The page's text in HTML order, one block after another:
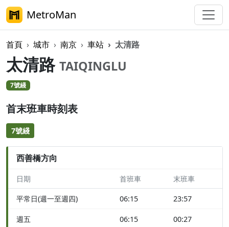
MetroMan
首頁 城市 南京 車站 太清路
太清路 TAIQINGLU
7號綫
首末班車時刻表
7號綫
西善橋方向
日期 首班車 末班車
平常日(週一至週四) 06:15 23:57
週五 06:15 00:27